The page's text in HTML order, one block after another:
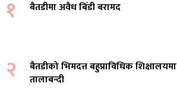
१ बैतडीमा अवैध बिँडी बरामद
२
बैतडीको भिमदत्त बहुप्राविधिक शिक्षालयमा
तालाबन्दी